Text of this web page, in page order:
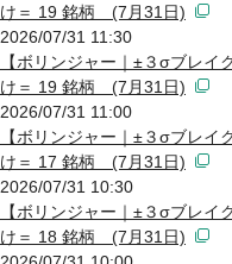
け＝ 19 銘柄 (7月31日)
2026/07/31 11:30
【ボリンジャー｜±３σブレ
け＝ 19 銘柄 (7月31日)
2026/07/31 11:00
【ボリンジャー｜±３σブレ
け＝ 17 銘柄 (7月31日)
2026/07/31 10:30
【ボリンジャー｜±３σブレ
け＝ 18 銘柄 (7月31日)